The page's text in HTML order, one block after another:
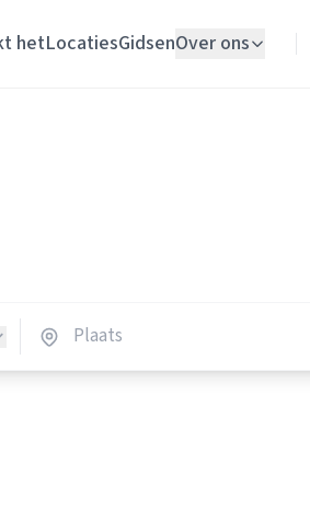
hetLocatiesGidsenOver ons